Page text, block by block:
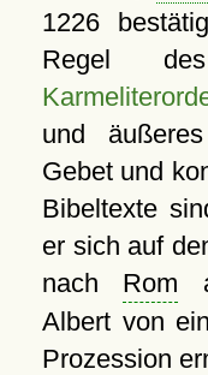
1226
Regel
und
Gebet und
Bibeltexte
er sich auf
nach Rom
Albert von
Prozession